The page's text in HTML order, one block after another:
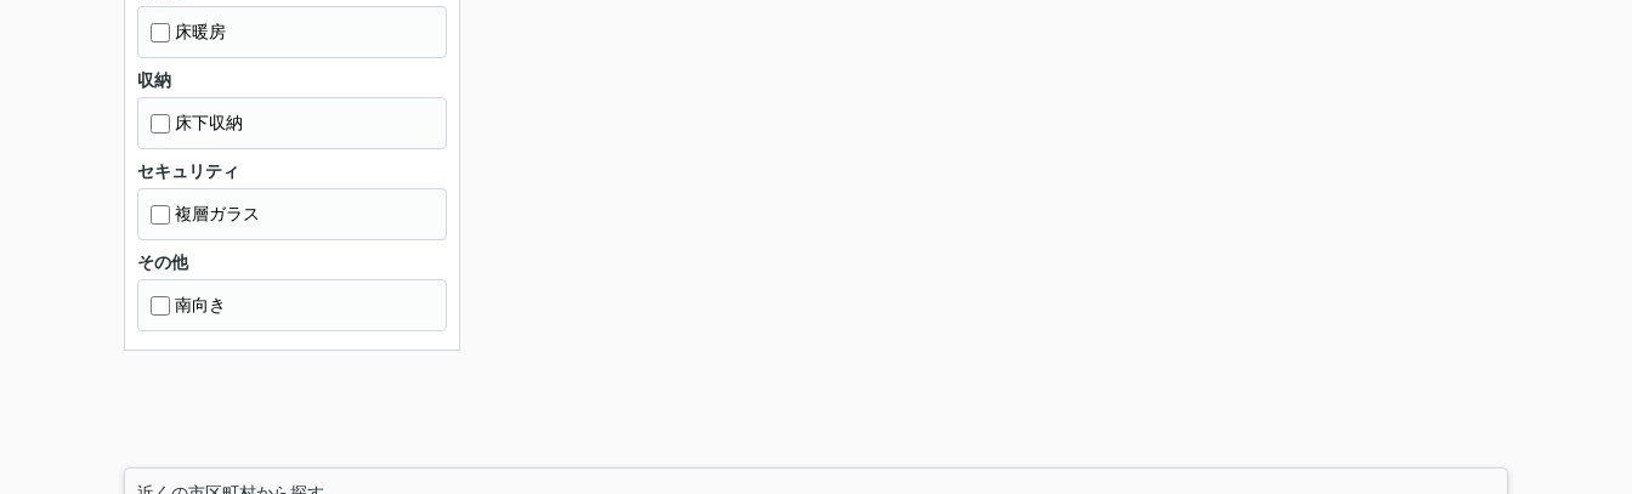
床暖房
収納
床下収納
セキュリティ
複層ガラス
その他
南向き